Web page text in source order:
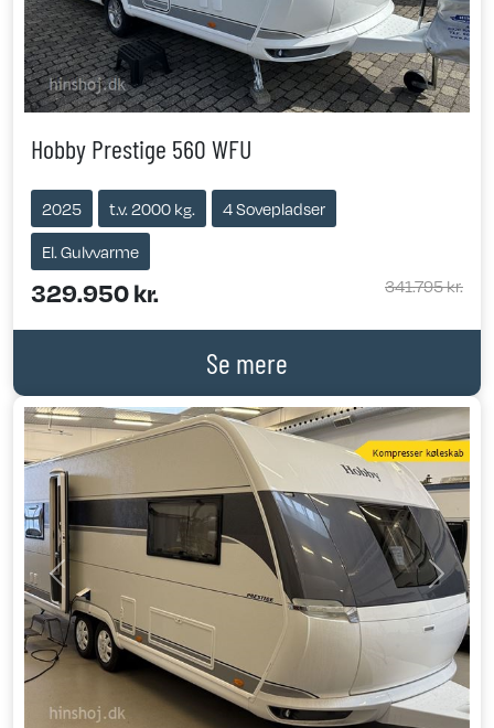
Hobby Prestige 560 WFU
2025 t.v. 2000 kg.
4 Sovepladser
El. Gulvvarme
329.950 kr. 341.795 kr.
Se mere
Previous Next